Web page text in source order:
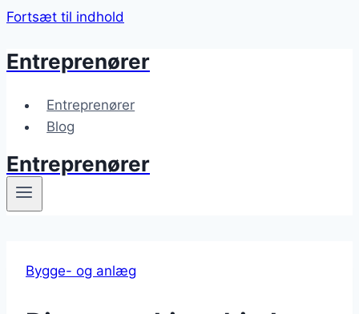
Fortsæt til indhold
Entreprenører
Entreprenører
Blog
Entreprenører
Bygge- og anlæg